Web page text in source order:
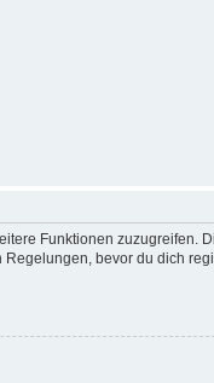
Funktionen zuzugreifen.
bevor du dich